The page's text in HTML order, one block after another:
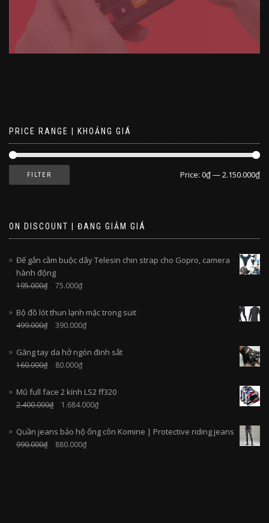
PRICE RANGE | KHOẢNG GIÁ
FILTER Price: 0₫—2.150.000₫
ON DISCOUNT | ĐANG GIẢM GIÁ
Đế gắn cằm buộc dây Telesin chin strap cho Gopro, camera
hành động
195.000₫ 75.000₫
Bộ đồ lót thun lạnh mặc trong suit
499.000₫ 390.000₫
Găng tay da hở ngón đinh sắt
160.000₫ 80.000₫
Mũ full face 2 kính LS2 ff320
2.400.000₫ 1.684.000₫
Quần jeans bảo hộ ống côn Komine | Protective riding jeans
990.000₫ 880.000₫